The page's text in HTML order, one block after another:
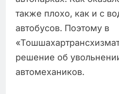
также плохо, как и с
автобусов. Поэтому в
решение об
автомехаников.